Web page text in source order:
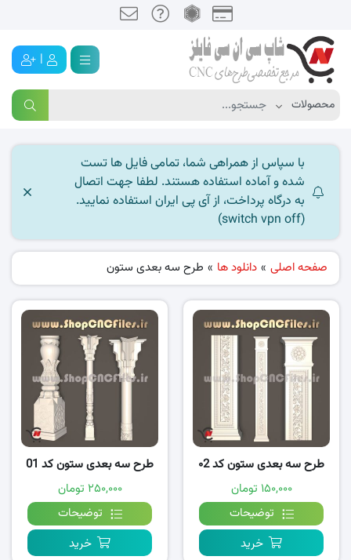
|
با سپاس از همراهی شما، تمامی فایل ها تست
شده و آماده استفاده هستند. لطفا جهت اتصال
به درگاه پرداخت، از آی پی ایران استفاده نمایید.
(switch vpn off)
صفحه اصلی » دانلود ها » طرح سه بعدی ستون
طرح سه بعدی ستون کد ۰2
۱۵۰,۰۰۰ تومان
توضیحات
خرید
طرح سه بعدی ستون کد 01
۲۵۰,۰۰۰ تومان
توضیحات
خرید